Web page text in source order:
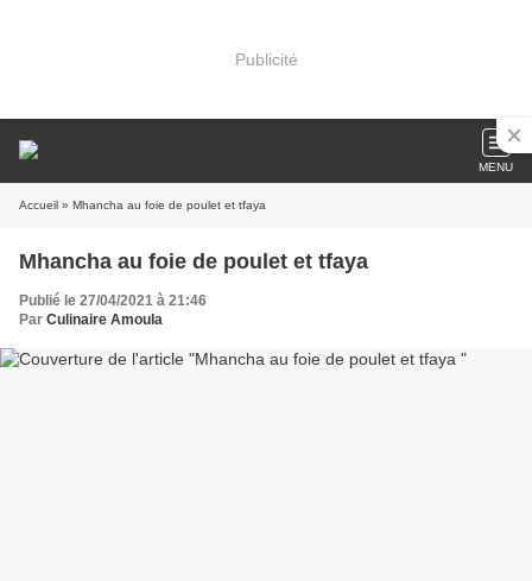
Publicité
MENU
Accueil » Mhancha au foie de poulet et tfaya
Mhancha au foie de poulet et tfaya
Publié le 27/04/2021 à 21:46
Par Culinaire Amoula